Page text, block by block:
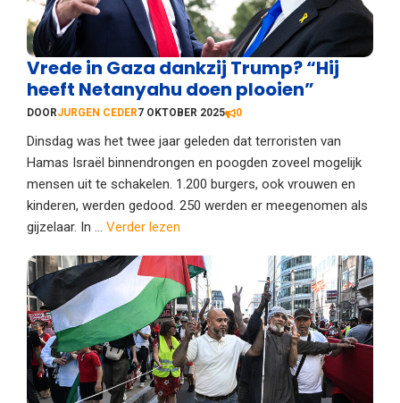
Vrede in Gaza dankzij Trump? “Hij
heeft Netanyahu doen plooien”
DOORJURGEN CEDER7 OKTOBER 2025 0
Dinsdag was het twee jaar geleden dat terroristen van
Hamas Israël binnendrongen en poogden zoveel mogelijk
mensen uit te schakelen. 1.200 burgers, ook vrouwen en
kinderen, werden gedood. 250 werden er meegenomen als
gijzelaar. In ... Verder lezen